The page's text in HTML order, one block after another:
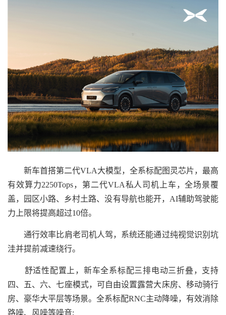
新车首搭第二代VLA大模型，全系标配图灵芯片，最高
有效算力2250Tops，第二代VLA私人司机上车，全场景覆
盖，园区小路、乡村土路、没有导航也能开，AI辅助驾驶能
力上限将提高超过10倍。
通行效率比肩老司机人驾，系统还能通过纯视觉识别坑
洼并提前减速绕行。
舒适性配置上，新车全系标配三排电动三折叠，支持
四、五、六、七座模式，可自由设置露营大床房、移动骑行
房、豪华大平层等场景。全系标配RNC主动降噪，有效消除
路噪、风噪等噪音;